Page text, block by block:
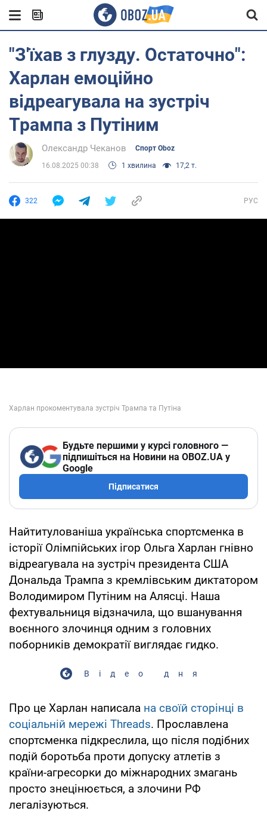
"З'їхав з глузду. Остаточно":
Харлан емоційно
відреагувала на зустріч
Трампа з Путіним
Олександр Чеканов Спорт Oboz
16.08.2025 00:38 1 хвилина 17,2 т.
322 РУС
Будьте першими у курсі головного —
підпишіться на Новини на OBOZ.UA у
Google
Підписатися
Найтитулованіша українська спортсменка в
історії Олімпійських ігор Ольга Харлан гнівно
відреагувала на зустріч президента США
Дональда Трампа з кремлівським диктатором
Володимиром Путіним на Алясці. Наша
фехтувальниця відзначила, що вшанування
воєнного злочинця одним з головних
поборників демократії виглядає гидко.
Відео дня
Про це Харлан написала на своїй сторінці в
соціальній мережі Threads. Прославлена
спортсменка підкреслила, що після подібних
подій боротьба проти допуску атлетів з
країни-агресорки до міжнародних змагань
просто знецінюється, а злочини РФ
легалізуються.